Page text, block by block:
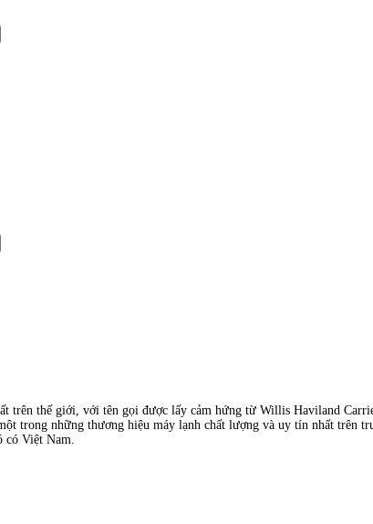
trên thế giới, với tên gọi được lấy cảm hứng từ Willis Haviland
trong những thương hiệu máy lạnh chất lượng và uy tín nhất trên
Việt Nam.